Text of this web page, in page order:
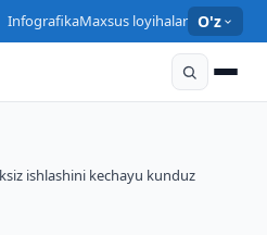
InfografikaMaxsus loyihalar O'z
ishlashini kechayu kunduz